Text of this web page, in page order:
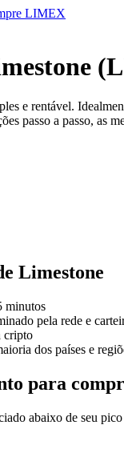
LIMEX
e rentável.
passo a passo, as
Limestone
minutos
pela rede e
cripto
dos países e
para
abaixo de seu